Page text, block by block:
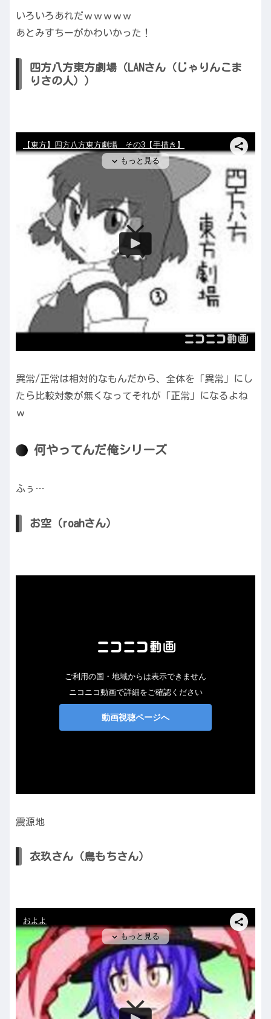
いろいろあれだｗｗｗｗｗ
あとみすちーがかわいかった！
四方八方東方劇場（LANさん（じゃりんこま
りさの人））
異常/正常は相対的なもんだから、全体を「異常」にし
たら比較対象が無くなってそれが「正常」になるよね
ｗ
何やってんだ俺シリーズ
ふぅ…
お空（roahさん）
震源地
衣玖さん（鳥もちさん）